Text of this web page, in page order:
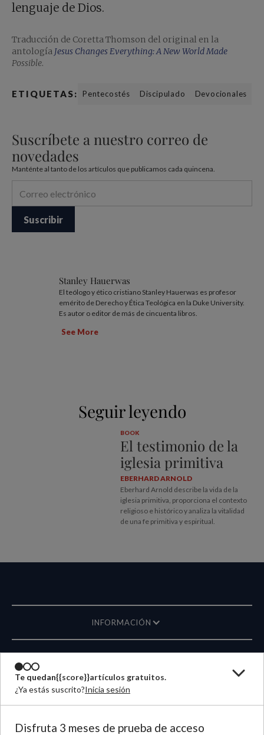
Te quedan{{score}}artículos gratuitos.
¿Ya estás suscrito?Inicia sesión
Disfruta 3 meses de prueba de acceso
lenguaje de Dios.
Traducción de Coretta Thomson del original en la
antología Jesus Changes Everything: A New World Made
Possible.
ETIQUETAS: Pentecostés Discipulado Devocionales
Suscríbete a nuestro correo de
novedades
Manténte al tanto de los artículos que publicamos cada quincena.
Stanley Hauerwas
El teólogo y ético cristiano Stanley Hauerwas es profesor
emérito de Derecho y Ética Teológica en la Duke University.
Es autor o editor de más de cincuenta libros.
See More
Seguir leyendo
BOOK
El testimonio de la
iglesia primitiva
EBERHARD ARNOLD
Eberhard Arnold describe la vida de la
iglesia primitiva, proporciona el contexto
religioso e histórico y analiza la vitalidad
de una fe primitiva y espiritual.
INFORMACIÓN
ESCRÍBANOS
IDIOMA